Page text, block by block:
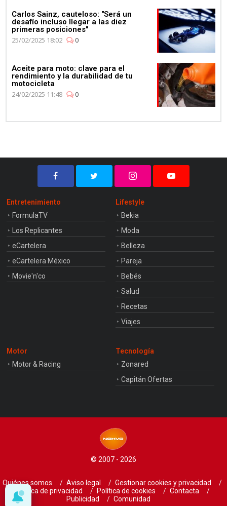
Carlos Sainz, cauteloso: "Será un
desafío incluso llegar a las diez
primeras posiciones"
25/02/2025 18:02
0
Aceite para moto: clave para el
rendimiento y la durabilidad de tu
motocicleta
24/02/2025 11:48
0
Entretenimiento
FormulaTV
Los Replicantes
eCartelera
eCartelera México
Movie'n'co
Lifestyle
Bekia
Moda
Belleza
Pareja
Bebés
Salud
Recetas
Viajes
Motor
Motor & Racing
Tecnología
Zonared
Capitán Ofertas
© 2007 - 2026
Quiénes somos Aviso legal
Gestionar cookies y privacidad
Política de privacidad
Política de cookies
Contacta
Publicidad
Comunidad